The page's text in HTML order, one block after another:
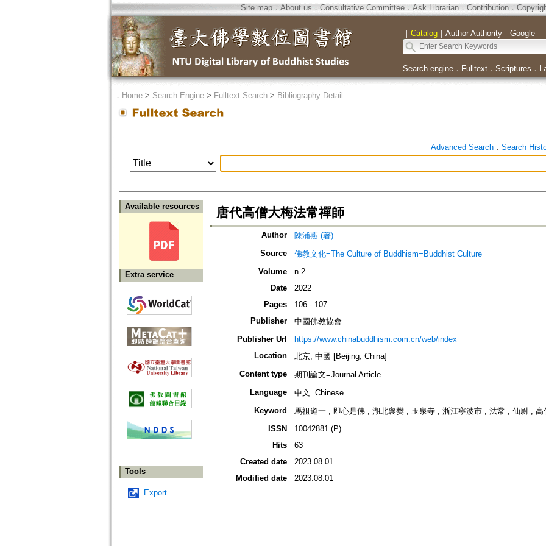
Site map．About us ． Consultative Committee． Ask Librarian． Contribution．
｜ Catalog｜ Author Authority｜ Google｜
Search engine． Fulltext． Scriptures ．
． Home> Search Engine> Fulltext Search> Bibliography Detail
Advanced Search． Search
Available resources
Extra service
Tools
Export
唐代高僧大梅法常禪師
Author
陳浦燕 (著)
Source
佛教文化=The Culture of Buddhism=Buddhist Culture
Volume
n.2
Date
2022
Pages
106 - 107
Publisher
中國佛教協會
Publisher Url
https://www.chinabuddhism.com.cn/web/index
Location
北京, 中國 [Beijing, China]
Content type
期刊論文=Journal Article
Language
中文=Chinese
Keyword
馬祖道一 ; 即心是佛 ; 湖北襄樊 ; 玉泉寺 ; 浙江寧波市 ; 法常 ; 仙尉 ; 高
ISSN
10042881 (P)
Hits
63
Created date
2023.08.01
Modified date
2023.08.01